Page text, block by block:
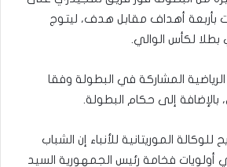
أهداف مقابل هدف، ليتوج
لكأس الوالي.
المشاركة في البطولة وفقا
بالإضافة إلى حكام البطولة.
الموريتانية للأنباء إن الشباب
فخامة رئيس الجمهورية السيد